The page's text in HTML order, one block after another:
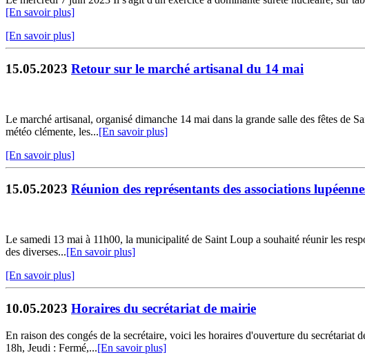
[En savoir plus]
[En savoir plus]
15.05.2023 Retour sur le marché artisanal du 14 mai
Le marché artisanal, organisé dimanche 14 mai dans la grande salle des fêtes de
météo clémente, les...[En savoir plus]
[En savoir plus]
15.05.2023 Réunion des représentants des associations
Le samedi 13 mai à 11h00, la municipalité de Saint Loup a souhaité réunir les
des diverses...[En savoir plus]
[En savoir plus]
10.05.2023 Horaires du secrétariat de mairie
En raison des congés de la secrétaire, voici les horaires d'ouverture du
18h, Jeudi : Fermé,...[En savoir plus]